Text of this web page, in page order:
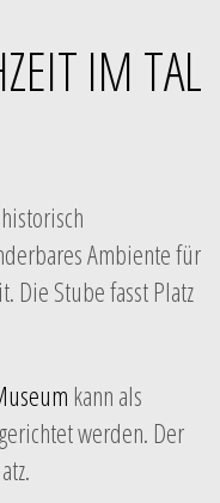
IM TAL
Ambiente für
Die Stube fasst Platz
kann als
werden. Der